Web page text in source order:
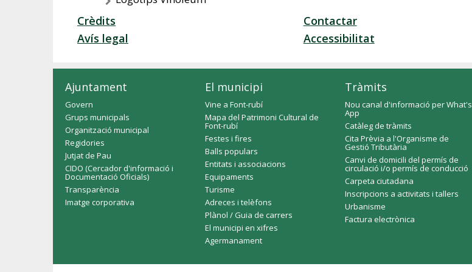
Crèdits Contactar
Avís legal
Accessibilitat
Ajuntament
Govern
Grups municipals
Organització municipal
Regidories
Jutjat de Pau
CIDO (Cercador d'informació i
Documentació Oficials)
Transparència
Imatge corporativa
El municipi
Vine a Font-rubí
Mapa del Patrimoni Cultural de
Font-rubí
Festes i fires
Balls populars
Entitats i associacions
Equipaments
Turisme
Adreces i telèfons
Plànol / Guia de carrers
El municipi en xifres
Agermanament
Tràmits
Nou canal d'informació per What's
App
Catàleg de tràmits
Cita Prèvia a l'Organisme de
Gestió Tributària
Canvi de domicili del permís de
circulació i/o permís de conducció
Carpeta ciutadana
Inscripcions a activitats i tallers
Urbanisme
Factura electrònica